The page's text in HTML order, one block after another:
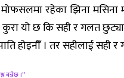
रहेका झिना मसिना
यो छ कि सही र गलत
होइनौँ । तर सहीलाई
बन्नेछ ।”